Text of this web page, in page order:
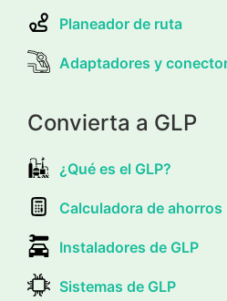
Planeador de ruta
Adaptadores y
Convierta a GLP
¿Qué es el GLP?
Calculadora de ahorros
Instaladores de GLP
Sistemas de GLP